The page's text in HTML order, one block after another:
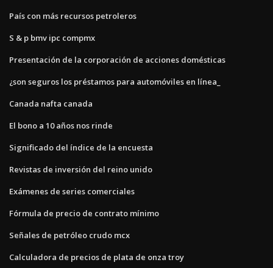
País con más recursos petroleros
S & p bmv ipc compmx
Presentación de la corporación de acciones domésticas
¿son seguros los préstamos para automóviles en línea_
Canada nafta canada
El bono a 10 años nos rinde
Significado del índice de la encuesta
Revistas de inversión del reino unido
Exámenes de series comerciales
Fórmula de precio de contrato mínimo
Señales de petróleo crudo mcx
Calculadora de precios de plata de onza troy